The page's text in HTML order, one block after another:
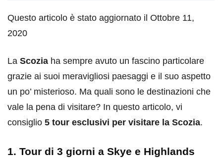
Questo articolo è stato aggiornato il Ottobre 11,
2020
La Scozia ha sempre avuto un fascino particolare
grazie ai suoi meravigliosi paesaggi e il suo aspetto
un po’ misterioso. Ma quali sono le destinazioni che
vale la pena di visitare? In questo articolo, vi
consiglio 5 tour esclusivi per visitare la Scozia.
1. Tour di 3 giorni a Skye e Highlands